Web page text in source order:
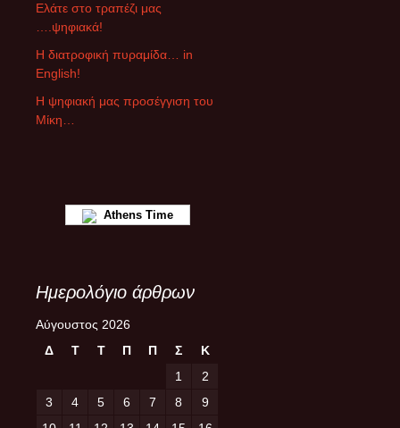
ρ
θ
ρ
ω
Ελάτε στο τραπέζι μας
….ψηφιακά!
Η διατροφική πυραμίδα… in
English!
Η ψηφιακή μας προσέγγιση του
Μίκη…
Athens Time
Ημερολόγιο άρθρων
Αύγουστος 2026
Δ
Τ Τ Π Π Σ
Κ
1
2
3
4 5 6 7 8
9